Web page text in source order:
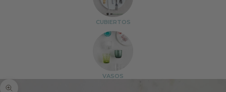
CUBIERTOS
VASOS